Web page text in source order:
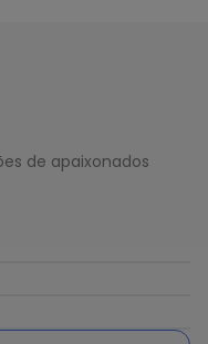
de apaixonados